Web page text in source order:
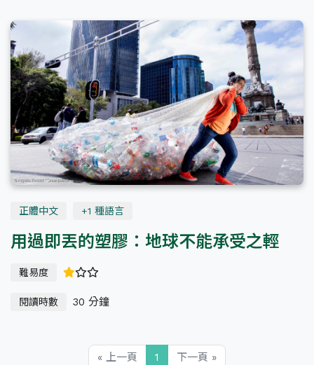
全部語言 正體中文 English
全部難度
正體中文 +1 種語言
用過即丟的塑膠：地球不能承受之輕
難易度
閱讀時數 30 分鐘
« 上一頁 1 下一頁 »